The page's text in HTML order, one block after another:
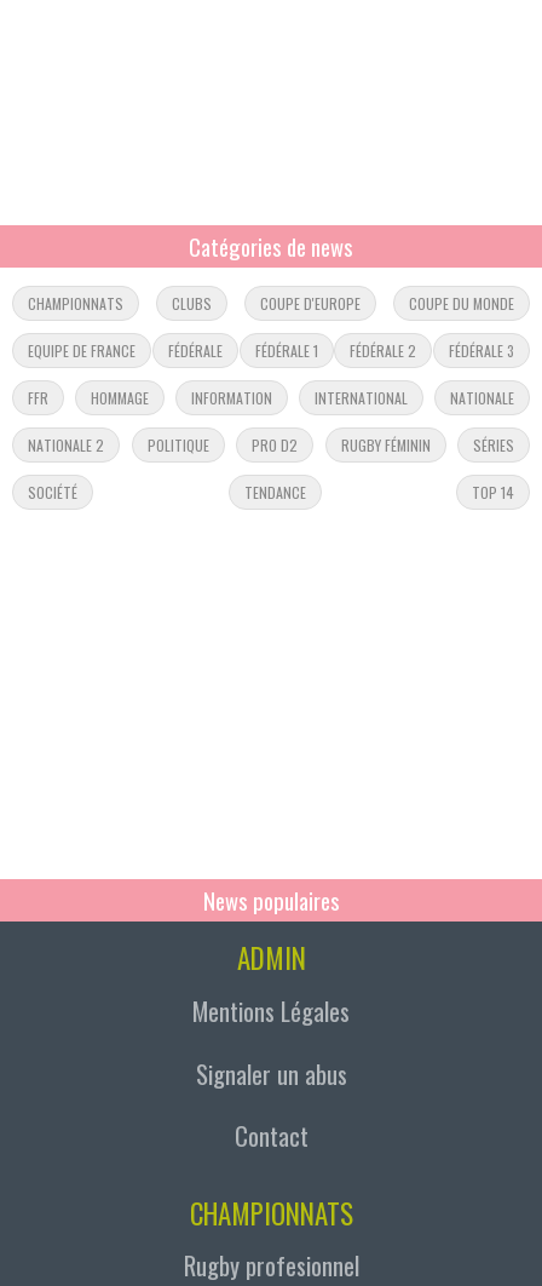
Catégories de news
CHAMPIONNATS CLUBS COUPE D'EUROPE COUPE DU MONDE
EQUIPE DE FRANCE FÉDÉRALE FÉDÉRALE 1 FÉDÉRALE 2 FÉDÉRALE 3
FFR HOMMAGE INFORMATION INTERNATIONAL NATIONALE
NATIONALE 2 POLITIQUE PRO D2 RUGBY FÉMININ SÉRIES
SOCIÉTÉ TENDANCE TOP 14
News populaires
ADMIN
Mentions Légales
Signaler un abus
Contact
CHAMPIONNATS
Rugby profesionnel